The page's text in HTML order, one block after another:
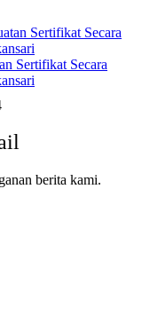
Sertifikat Secara
berita kami.